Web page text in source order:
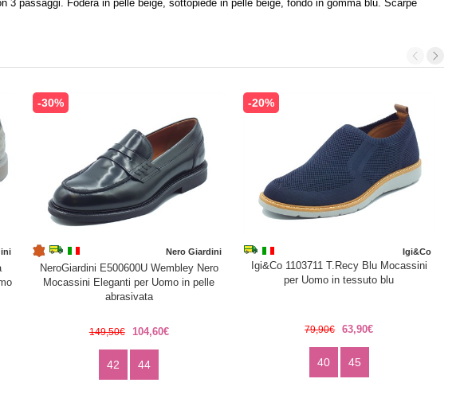
passaggi. Fodera in pelle beige, sottopiede in pelle beige, fondo in gomma blu. Scarpe
-30%
Nero Giardini
NeroGiardini E500600U Wembley Nero
Mocassini Eleganti per Uomo in pelle
abrasivata
149,50€ 104,60€
42 44
-20%
Igi&Co
Igi&Co 1103711 T.Recy Blu Mocassini
per Uomo in tessuto blu
79,90€ 63,90€
40 45